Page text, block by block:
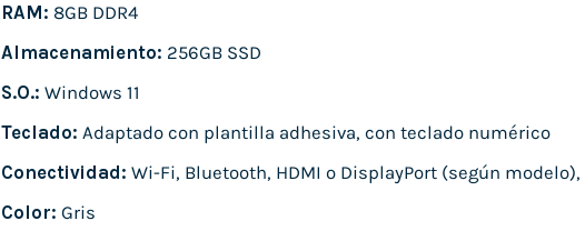
RAM: 8GB DDR4
Almacenamiento: 256GB SSD
S.O.: Windows 11
Teclado: Adaptado con plantilla adhesiva, con teclado numérico
Conectividad: Wi-Fi, Bluetooth, HDMI o DisplayPort (según modelo),
Color: Gris